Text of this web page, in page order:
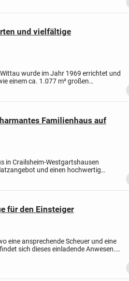
und vielfältige
wurde im Jahr 1969 errichtet und
einem ca. 1.077 m² großen
Dank der...
Familienhaus auf
in Crailsheim-Westgartshausen
und einen hochwertig
857 m² großen Grundstück...
für den Einsteiger
eine ansprechende Scheuer und eine
sich dieses einladende Anwesen.